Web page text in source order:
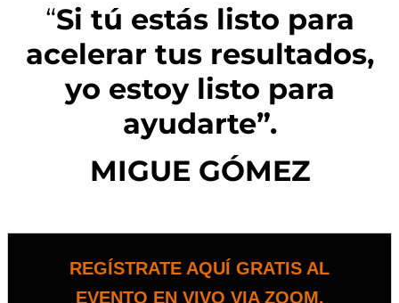
“Si tú estás listo para
acelerar tus resultados,
yo estoy listo para
ayudarte”.
MIGUE GÓMEZ